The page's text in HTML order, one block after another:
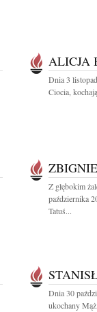
ALICJA
Dnia 3
Ciocia,
Z głębokim
października
Tatuś...
Dnia 30
ukochany